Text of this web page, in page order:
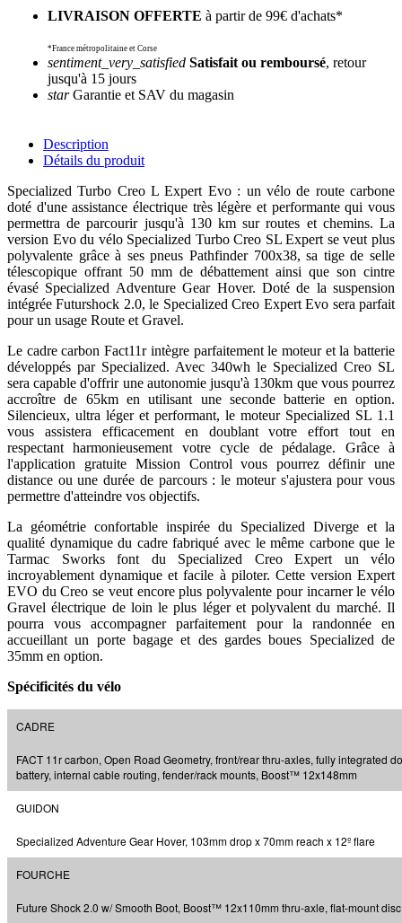
LIVRAISON OFFERTE à partir de 99€ d'achats*
*France métropolitaine et Corse
sentiment_very_satisfied Satisfait ou remboursé, retour
jusqu'à 15 jours
starGarantie et SAV du magasin
Description
Détails du produit
Specialized Turbo Creo L Expert Evo : un vélo de route carbone
doté d'une assistance électrique très légère et performante qui vous
permettra de parcourir jusqu'à 130 km sur routes et chemins. La
version Evo du vélo Specialized Turbo Creo SL Expert se veut plus
polyvalente grâce à ses pneus Pathfinder 700x38, sa tige de selle
télescopique offrant 50 mm de débattement ainsi que son cintre
évasé Specialized Adventure Gear Hover. Doté de la suspension
intégrée Futurshock 2.0, le Specialized Creo Expert Evo sera parfait
pour un usage Route et Gravel.
Le cadre carbon Fact11r intègre parfaitement le moteur et la batterie
développés par Specialized. Avec 340wh le Specialized Creo SL
sera capable d'offrir une autonomie jusqu'à 130km que vous pourrez
accroître de 65km en utilisant une seconde batterie en option.
Silencieux, ultra léger et performant, le moteur Specialized SL 1.1
vous assistera efficacement en doublant votre effort tout en
respectant harmonieusement votre cycle de pédalage. Grâce à
l'application gratuite Mission Control vous pourrez définir une
distance ou une durée de parcours : le moteur s'ajustera pour vous
permettre d'atteindre vos objectifs.
La géométrie confortable inspirée du Specialized Diverge et la
qualité dynamique du cadre fabriqué avec le même carbone que le
Tarmac Sworks font du Specialized Creo Expert un vélo
incroyablement dynamique et facile à piloter. Cette version Expert
EVO du Creo se veut encore plus polyvalente pour incarner le vélo
Gravel électrique de loin le plus léger et polyvalent du marché. Il
pourra vous accompagner parfaitement pour la randonnée en
accueillant un porte bagage et des gardes boues Specialized de
35mm en option.
Spécificités du vélo
CADRE
FACT 11r carbon, Open Road Geometry, front/rear thru-axles, fully integrated
battery, internal cable routing, fender/rack mounts, Boost™ 12x148mm
GUIDON
Specialized Adventure Gear Hover, 103mm drop x 70mm reach x 12º flare
FOURCHE
Future Shock 2.0 w/ Smooth Boot, Boost™ 12x110mm thru-axle, flat-mount disc